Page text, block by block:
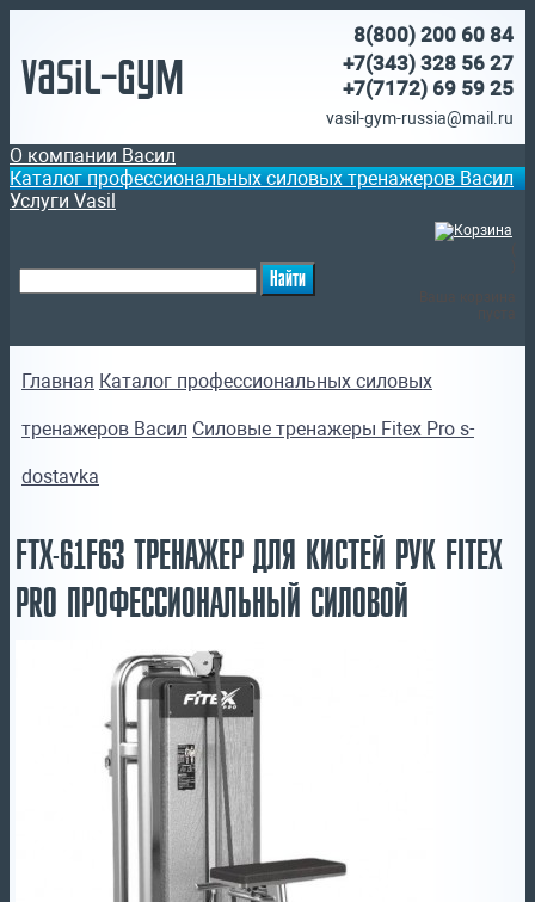
Vasil-Gym
8(800) 200 60 84
+7(343) 328 56 27
+7(7172) 69 59 25
vasil-gym-russia@mail.ru
О компании Васил
Каталог профессиональных силовых тренажеров Васил
Услуги Vasil
Главная Каталог профессиональных силовых
тренажеров Васил Силовые тренажеры Fitex Pro s-
dostavka
FTX-61F63 ТРЕНАЖЕР ДЛЯ КИСТЕЙ РУК FITEX
PRO ПРОФЕССИОНАЛЬНЫЙ СИЛОВОЙ